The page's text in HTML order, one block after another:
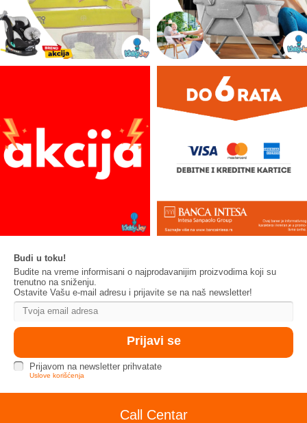
Budi u toku!
Budite na vreme informisani o najprodavanijim proizvodima koji su
trenutno na sniženju.
Ostavite Vašu e-mail adresu i prijavite se na naš newsletter!
Prijavom na newsletter prihvatate
Uslove korišćenja
Call Centar